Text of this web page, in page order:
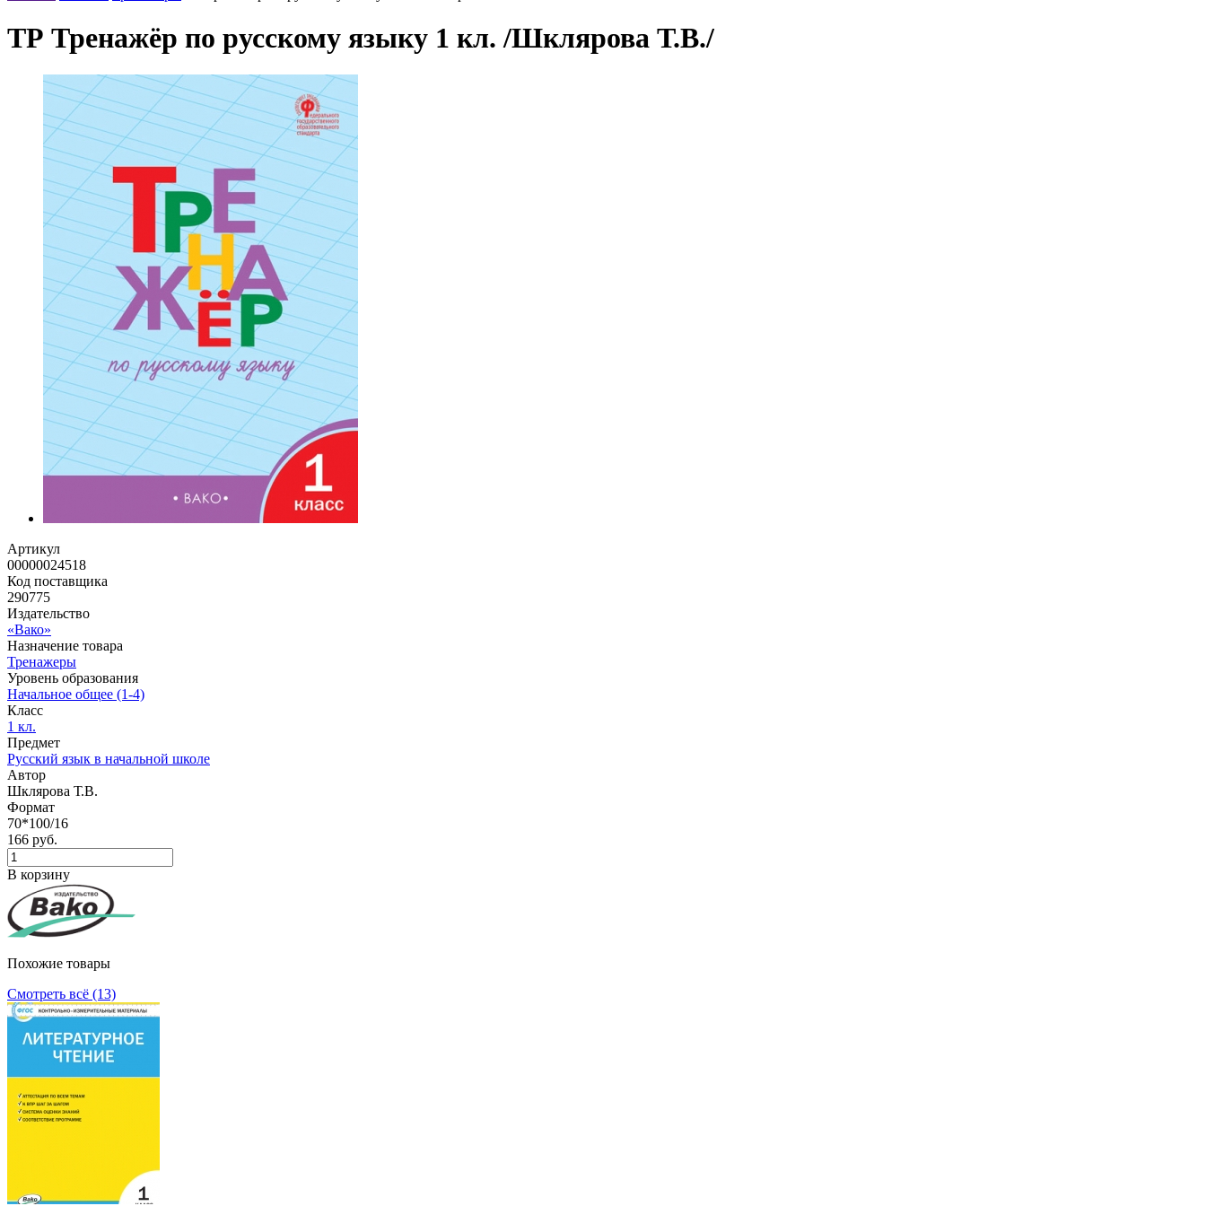
ТР Тренажёр по русскому языку 1 кл. /Шклярова Т.В./
Артикул
00000024518
Код поставщика
290775
Издательство
«Вако»
Назначение товара
Тренажеры
Уровень образования
Начальное общее (1-4)
Класс
1 кл.
Предмет
Русский язык в начальной школе
Автор
Шклярова Т.В.
Формат
70*100/16
166 руб.
В корзину
Похожие товары
Смотреть всё (13)